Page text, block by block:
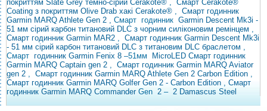
покриттям Slate Grey темно-сірий Cerakote® , Смарт Cerakote®
Coating з покриттям Olive Drab хакі Cerakote® , Смарт годинник
Garmin MARQ Athlete Gen 2 , Смарт годинник Garmin Descent Mk3i -
51 мм сірий карбон титановий DLC з чорним силіконовим ремінцем ,
Смарт годинник Garmin MAR2 , Смарт годинник Garmin Descent Mk3i
- 51 мм сірий карбон титановий DLC з титановим DLC браслетом ,
Смарт годинник Garmin Fenix ​​8 –51мм MicroLED Смарт годинник
Garmin MARQ Captain gen 2 , Смарт годинник Garmin MARQ Aviator
gen 2 , Смарт годинник Garmin MARQ Athlete Gen 2 Carbon Edition ,
Смарт годинник Garmin MARQ Golfer Gen 2 - Carbon Edition , Смарт
годинник Garmin MARQ Commander Gen 2 – 2 Damascus Steel